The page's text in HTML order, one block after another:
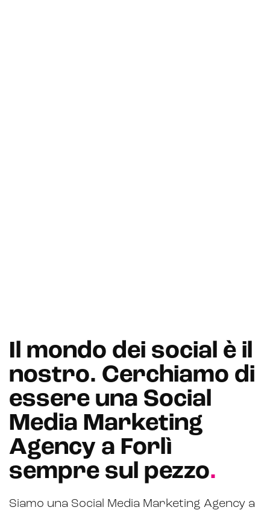
Il mondo dei social è il
nostro. Cerchiamo di
essere una Social
Media Marketing
Agency a Forlì
sempre sul pezzo.
Siamo una Social Media Marketing Agency a